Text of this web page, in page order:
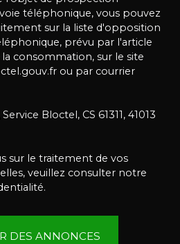
téléphonique, vous pouvez
sur la liste d'opposition
prévu par l'article
la consommation, sur le site
ou par courrier
Bloctel, CS 61311, 41013
sur le traitement de vos
veuillez consulter notre
.
DES ANNONCES